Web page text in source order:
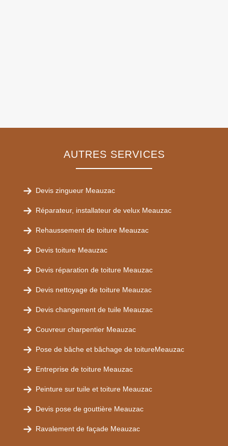
AUTRES SERVICES
Devis zingueur Meauzac
Réparateur, installateur de velux Meauzac
Rehaussement de toiture Meauzac
Devis toiture Meauzac
Devis réparation de toiture Meauzac
Devis nettoyage de toiture Meauzac
Devis changement de tuile Meauzac
Couvreur charpentier Meauzac
Pose de bâche et bâchage de toitureMeauzac
Entreprise de toiture Meauzac
Peinture sur tuile et toiture Meauzac
Devis pose de gouttière Meauzac
Ravalement de façade Meauzac